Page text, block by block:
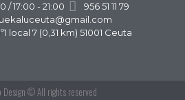
/ 17:00 - 21:00
956 51 11 79
local 7 (0,31 km) 51001 Ceuta
Design© All rights reserved